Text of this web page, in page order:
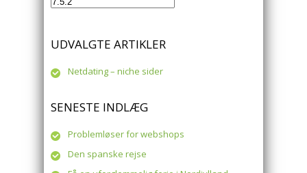
UDVALGTE ARTIKLER
Netdating – niche sider
SENESTE INDLÆG
Problemløser for webshops
Den spanske rejse